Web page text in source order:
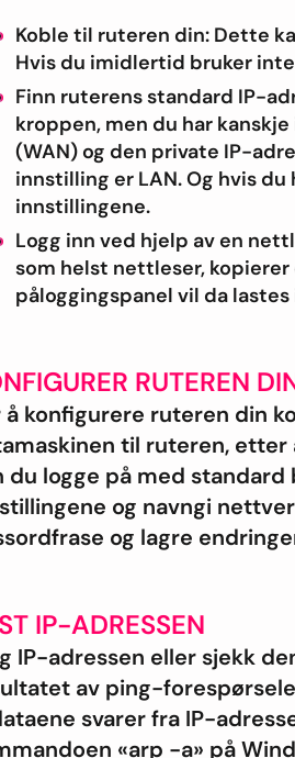
Koble til ruteren din: Dette
Hvis du imidlertid bruker
Finn ruterens standard IP-
kroppen, men du har
(WAN) og den private IP-
innstilling er LAN. Og hvis
innstillingene.
Logg inn ved hjelp av en
som helst nettleser,
påloggingspanel vil da
RUTEREN
å konfigurere ruteren din
til ruteren,
du logge på med
og navngi
og lagre
IP-ADRESSEN
IP-adressen eller sjekk
av ping-
svarer fra IP-
«arp -a» på